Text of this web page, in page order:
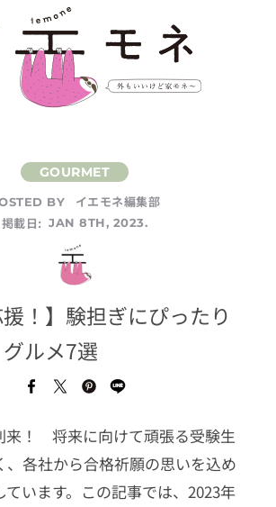
BY
イエモネ編集部
掲載日: JAN 8TH, 2023.
援！】験担ぎにぴったり
ルメ7選
来！ 将来に向けて頑張る受験生
、各社から合格祈願の思いを込め
ています。この記事では、2023年